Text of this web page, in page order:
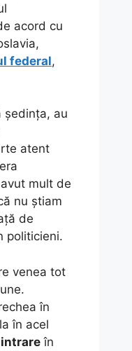
acord cu
federal,
ședința, au
atent
mult de
nu știam
de
politicieni.
venea tot
în
în acel
în